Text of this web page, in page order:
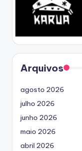
Arquivos
agosto 2026
julho 2026
junho 2026
maio 2026
abril 2026